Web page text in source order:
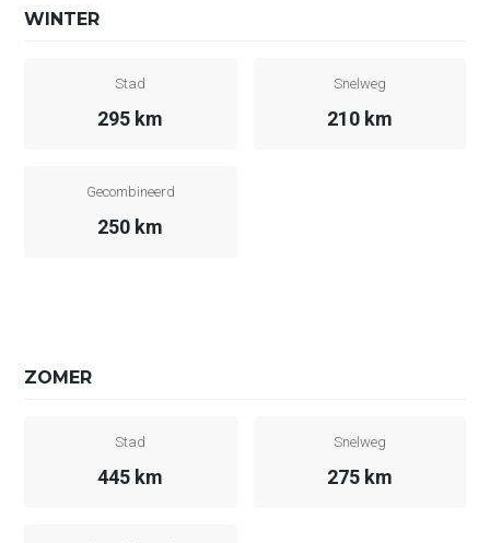
WINTER
Stad
295 km
Snelweg
210 km
Gecombineerd
250 km
ZOMER
Stad
445 km
Snelweg
275 km